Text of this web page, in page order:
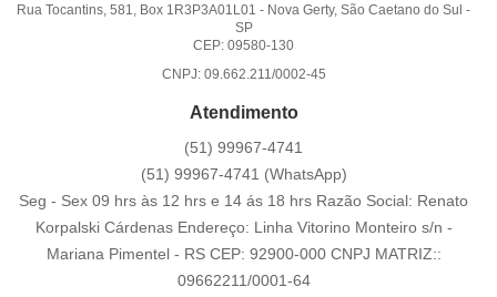
Rua Tocantins, 581, Box 1R3P3A01L01 - Nova Gerty, São Caetano do Sul -
SP
CEP: 09580-130
CNPJ: 09.662.211/0002-45
Atendimento
(51) 99967-4741
(51) 99967-4741 (WhatsApp)
Seg - Sex 09 hrs às 12 hrs e 14 ás 18 hrs Razão Social: Renato
Korpalski Cárdenas Endereço: Linha Vitorino Monteiro s/n -
Mariana Pimentel - RS CEP: 92900-000 CNPJ MATRIZ::
09662211/0001-64